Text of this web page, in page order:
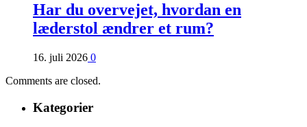
Har du overvejet, hvordan en
læderstol ændrer et rum?
16. juli 2026 0
Comments are closed.
Kategorier